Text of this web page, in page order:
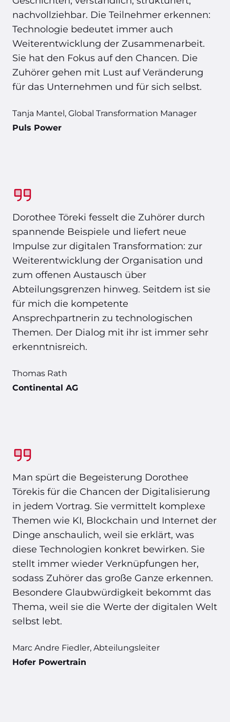
nachvollziehbar. Die Teilnehmer erkennen:
Technologie bedeutet immer auch
Weiterentwicklung der Zusammenarbeit.
Sie hat den Fokus auf den Chancen. Die
Zuhörer gehen mit Lust auf Veränderung
für das Unternehmen und für sich selbst.
Tanja Mantel, Global Transformation Manager
Puls Power
Dorothee Töreki fesselt die Zuhörer durch
spannende Beispiele und liefert neue
Impulse zur digitalen Transformation: zur
Weiterentwicklung der Organisation und
zum offenen Austausch über
Abteilungsgrenzen hinweg. Seitdem ist sie
für mich die kompetente
Ansprechpartnerin zu technologischen
Themen. Der Dialog mit ihr ist immer sehr
erkenntnisreich.
Thomas Rath
Continental AG
Man spürt die Begeisterung Dorothee
Törekis für die Chancen der Digitalisierung
in jedem Vortrag. Sie vermittelt komplexe
Themen wie KI, Blockchain und Internet der
Dinge anschaulich, weil sie erklärt, was
diese Technologien konkret bewirken. Sie
stellt immer wieder Verknüpfungen her,
sodass Zuhörer das große Ganze erkennen.
Besondere Glaubwürdigkeit bekommt das
Thema, weil sie die Werte der digitalen Welt
selbst lebt.
Marc Andre Fiedler, Abteilungsleiter
Hofer Powertrain